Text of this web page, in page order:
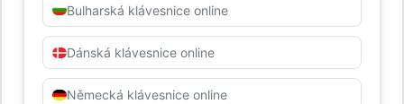
Bulharská klávesnice online
Dánská klávesnice online
Německá klávesnice online